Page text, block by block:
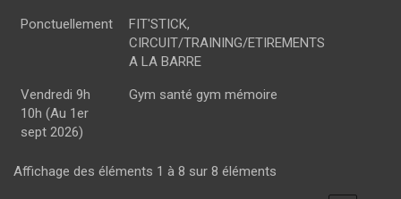
Ponctuellement
FIT'STICK,
CIRCUIT/TRAINING/ETIREMENTS
A LA BARRE
Vendredi 9h
10h (Au 1er
sept 2026)
Gym santé gym mémoire
Affichage des éléments 1 à 8 sur 8 éléments